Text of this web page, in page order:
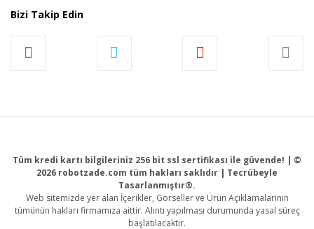
Bizi Takip Edin
Tüm kredi kartı bilgileriniz 256 bit ssl sertifikası ile güvende! | ©
2026 robotzade.com tüm hakları saklıdır | Tecrübeyle
Tasarlanmıştır®.
Web sitemizde yer alan İçerikler, Görseller ve Ürün Açıklamalarının
tümünün hakları firmamıza aittir. Alıntı yapılması durumunda yasal süreç
başlatılacaktır.